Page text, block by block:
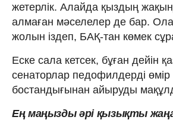
жетерлік. Алайда қыздың
алмаған мәселелер де бар.
жолын іздеп, БАҚ-тан көмек
Еске сала кетсек, бұған дейін
сенаторлар педофилдерді
бостандығынан айыруды
Ең маңызды әрі қызықты